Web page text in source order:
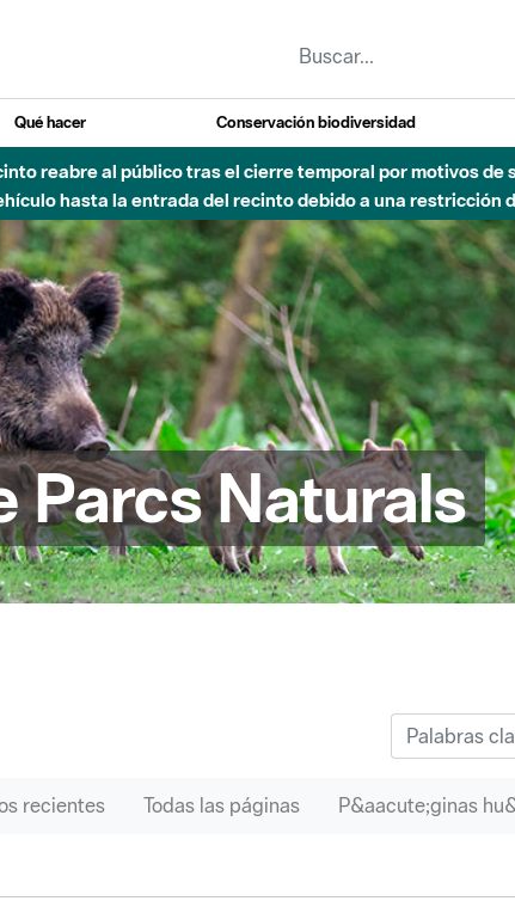
Qué hacer Conservación biodiversidad
reabre al público tras el cierre temporal por motivos de
hasta la entrada del recinto debido a una restricción
Parcs Naturals
recientes Todas las páginas